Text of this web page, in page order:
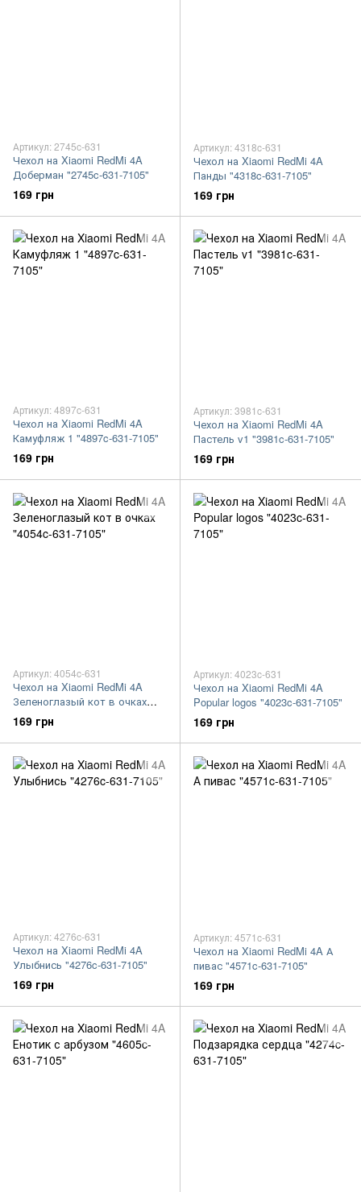
Артикул: 2745c-631
Чехол на Xiaomi RedMi 4A
Доберман "2745c-631-7105"
169 грн
Артикул: 4318c-631
Чехол на Xiaomi RedMi 4A
Панды "4318c-631-7105"
169 грн
Артикул: 4897c-631
Чехол на Xiaomi RedMi 4A
Камуфляж 1 "4897c-631-7105"
169 грн
Артикул: 3981c-631
Чехол на Xiaomi RedMi 4A
Пастель v1 "3981c-631-7105"
169 грн
Артикул: 4054c-631
Чехол на Xiaomi RedMi 4A
Зеленоглазый кот в очках
"4054c-631-7105"
169 грн
Артикул: 4023c-631
Чехол на Xiaomi RedMi 4A
Popular logos "4023c-631-7105"
169 грн
Артикул: 4276c-631
Чехол на Xiaomi RedMi 4A
Улыбнись "4276c-631-7105"
169 грн
Артикул: 4571c-631
Чехол на Xiaomi RedMi 4A А
пивас "4571c-631-7105"
169 грн